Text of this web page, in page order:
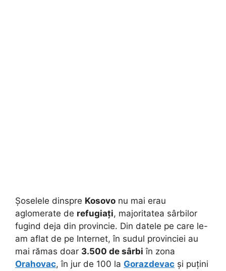
Șoselele dinspre Kosovo nu mai erau
aglomerate de refugiați, majoritatea sârbilor
fugind deja din provincie. Din datele pe care le-
am aflat de pe Internet, în sudul provinciei au
mai rămas doar 3.500 de sârbi în zona
Orahovac, în jur de 100 la Gorazdevac și puțini